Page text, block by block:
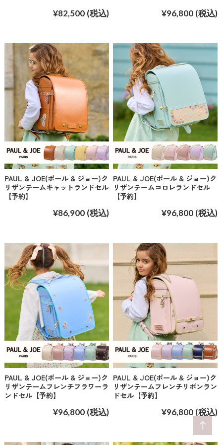
¥82,500 (税込)
¥96,800 (税込)
PAUL & JOE(ポール & ジョー)ク
リザンテームキャットランドセル
【予約】
¥86,900 (税込)
PAUL & JOE(ポール & ジョー)ク
リザンテームコロレランドセル
【予約】
¥96,800 (税込)
PAUL & JOE(ポール & ジョー)ク
リザンテームフレンチフラワーラ
ンドセル【予約】
¥96,800 (税込)
PAUL & JOE(ポール & ジョー)ク
リザンテームフレンチリボンラン
ドセル【予約】
¥96,800 (税込)